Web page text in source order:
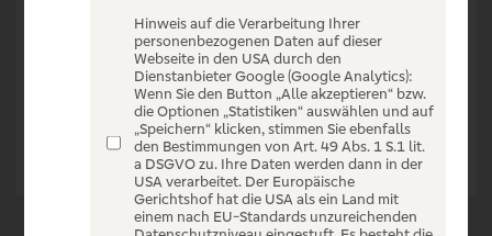
Zur Startseite
Hinweis auf die Verarbeitung Ihrer
personenbezogenen Daten auf dieser
Webseite in den USA durch den
Dienstanbieter Google (Google Analytics):
Wenn Sie den Button „Alle akzeptieren“ bzw.
die Optionen „Statistiken“ auswählen und auf
„Speichern“ klicken, stimmen Sie ebenfalls
den Bestimmungen von Art. 49 Abs. 1 S.1 lit.
a DSGVO zu. Ihre Daten werden dann in der
USA verarbeitet. Der Europäische
Gerichtshof hat die USA als ein Land mit
einem nach EU-Standards unzureichenden